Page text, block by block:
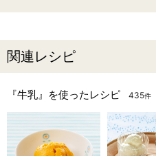
関連レシピ
『牛乳』を使ったレシピ 435件